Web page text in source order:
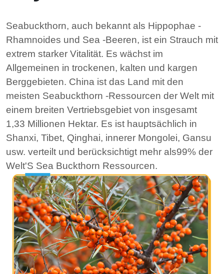
Seabuckthorn, auch bekannt als Hippophae -
Rhamnoides und Sea -Beeren, ist ein Strauch mit
extrem starker Vitalität. Es wächst im
Allgemeinen in trockenen, kalten und kargen
Berggebieten. China ist das Land mit den
meisten Seabuckthorn -Ressourcen der Welt mit
einem breiten Vertriebsgebiet von insgesamt
1,33 Millionen Hektar. Es ist hauptsächlich in
Shanxi, Tibet, Qinghai, innerer Mongolei, Gansu
usw. verteilt und berücksichtigt mehr als99% der
Welt'S Sea Buckthorn Ressourcen.